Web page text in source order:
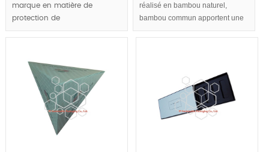
marque en matière de
protection de
l'environnement. L'apparence
de santé naturelle au public.
MOQ:1000pcs;
réalisé en bambou naturel,
bambou commun apportent une
sensation saine et naturelle aux
accumulent image d’entreprise
responsable.